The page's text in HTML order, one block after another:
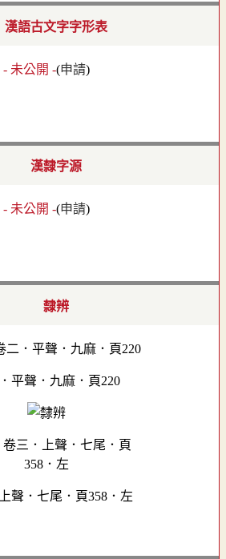
漢語古文字字形表
- 未公開 -(申請)
漢隸字源
- 未公開 -(申請)
隸辨
平聲．九麻．頁220
聲．七尾．頁358．左